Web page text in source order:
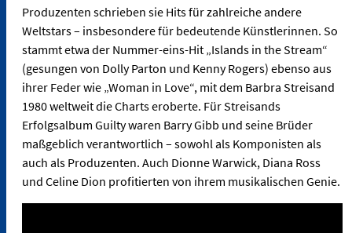
Produzenten schrieben sie Hits für zahlreiche andere
Weltstars – insbesondere für bedeutende Künstlerinnen. So
stammt etwa der Nummer-eins-Hit „Islands in the Stream“
(gesungen von Dolly Parton und Kenny Rogers) ebenso aus
ihrer Feder wie „Woman in Love“, mit dem Barbra Streisand
1980 weltweit die Charts eroberte. Für Streisands
Erfolgsalbum Guilty waren Barry Gibb und seine Brüder
maßgeblich verantwortlich – sowohl als Komponisten als
auch als Produzenten. Auch Dionne Warwick, Diana Ross
und Celine Dion profitierten von ihrem musikalischen Genie.